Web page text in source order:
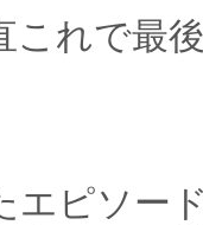
これで最
エピソー